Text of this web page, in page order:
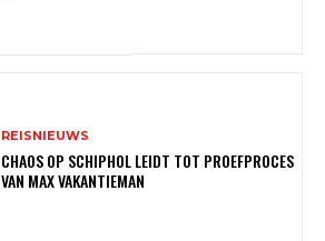
REISNIEUWS
CHAOS OP SCHIPHOL LEIDT TOT PROEFPROCES
VAN MAX VAKANTIEMAN